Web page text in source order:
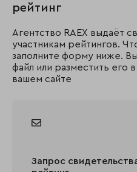
рейтинг
Агентство RAEX выдаёт
участникам рейтингов.
заполните форму ниже.
файл или разместить его
вашем сайте
Запрос